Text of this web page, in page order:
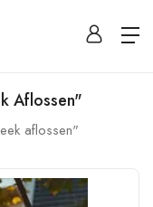
Aflossen"
aflossen"